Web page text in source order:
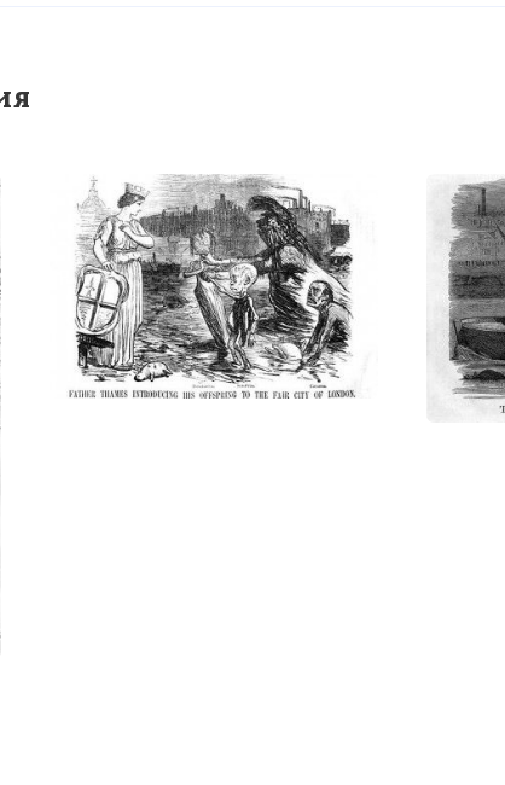
Вернуться в статью:Великое зловоние в Лондоне